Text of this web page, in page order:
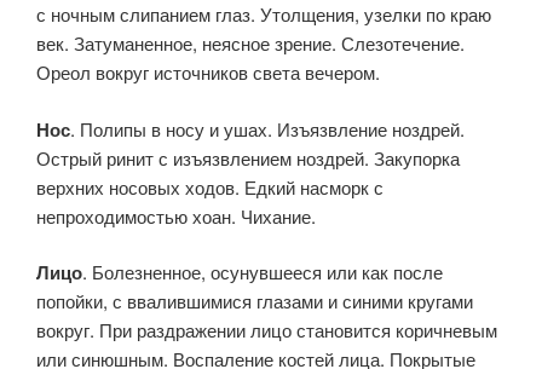
с ночным слипанием глаз. Утолщения, узелки по краю
век. Затуманенное, неясное зрение. Слезотечение.
Ореол вокруг источников света вечером.
Нос. Полипы в носу и ушах. Изъязвление ноздрей.
Острый ринит с изъязвлением ноздрей. Закупорка
верхних носовых ходов. Едкий насморк с
непроходимостью хоан. Чихание.
Лицо. Болезненное, осунувшееся или как после
попойки, с ввалившимися глазами и синими кругами
вокруг. При раздражении лицо становится коричневым
или синюшным. Воспаление костей лица. Покрытые